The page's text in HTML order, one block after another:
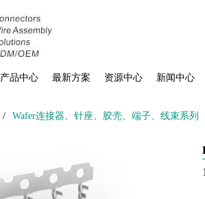
产品中心 最新方案 资源中心 新闻中心
/ Wafer连接器、针座、胶壳、端子、线束系列